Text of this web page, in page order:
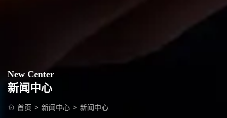
New Center
新闻中心
首页 > 新闻中心 > 新闻中心